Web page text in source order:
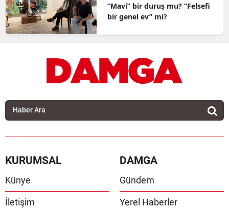
“Mavi” bir duruş mu? “Felsefi
bir genel ev” mi?
KURUMSAL
Künye
İletişim
DAMGA
Gündem
Yerel Haberler